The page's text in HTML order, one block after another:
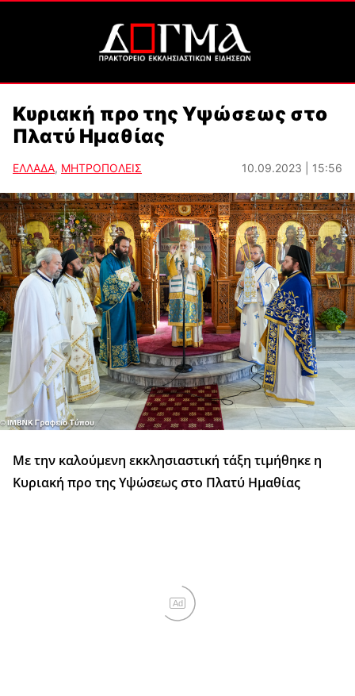
Κυριακή προ της Υψώσεως στο
Πλατύ Ημαθίας
ΕΛΛΑΔΑ, ΜΗΤΡΟΠΟΛΕΙΣ 10.09.2023 | 15:56
Με την καλούμενη εκκλησιαστική τάξη τιμήθηκε η
Κυριακή προ της Υψώσεως στο Πλατύ Ημαθίας
Ad